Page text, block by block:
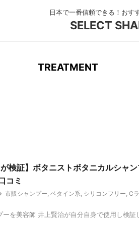
SELECT
TREATMENT
が検証】ボタニストボタニカルシャ
コミ
市販シャンプー,ベタイン系, シリコンフリー,C
を美容師 井上賢治が自分自身で使用し検証